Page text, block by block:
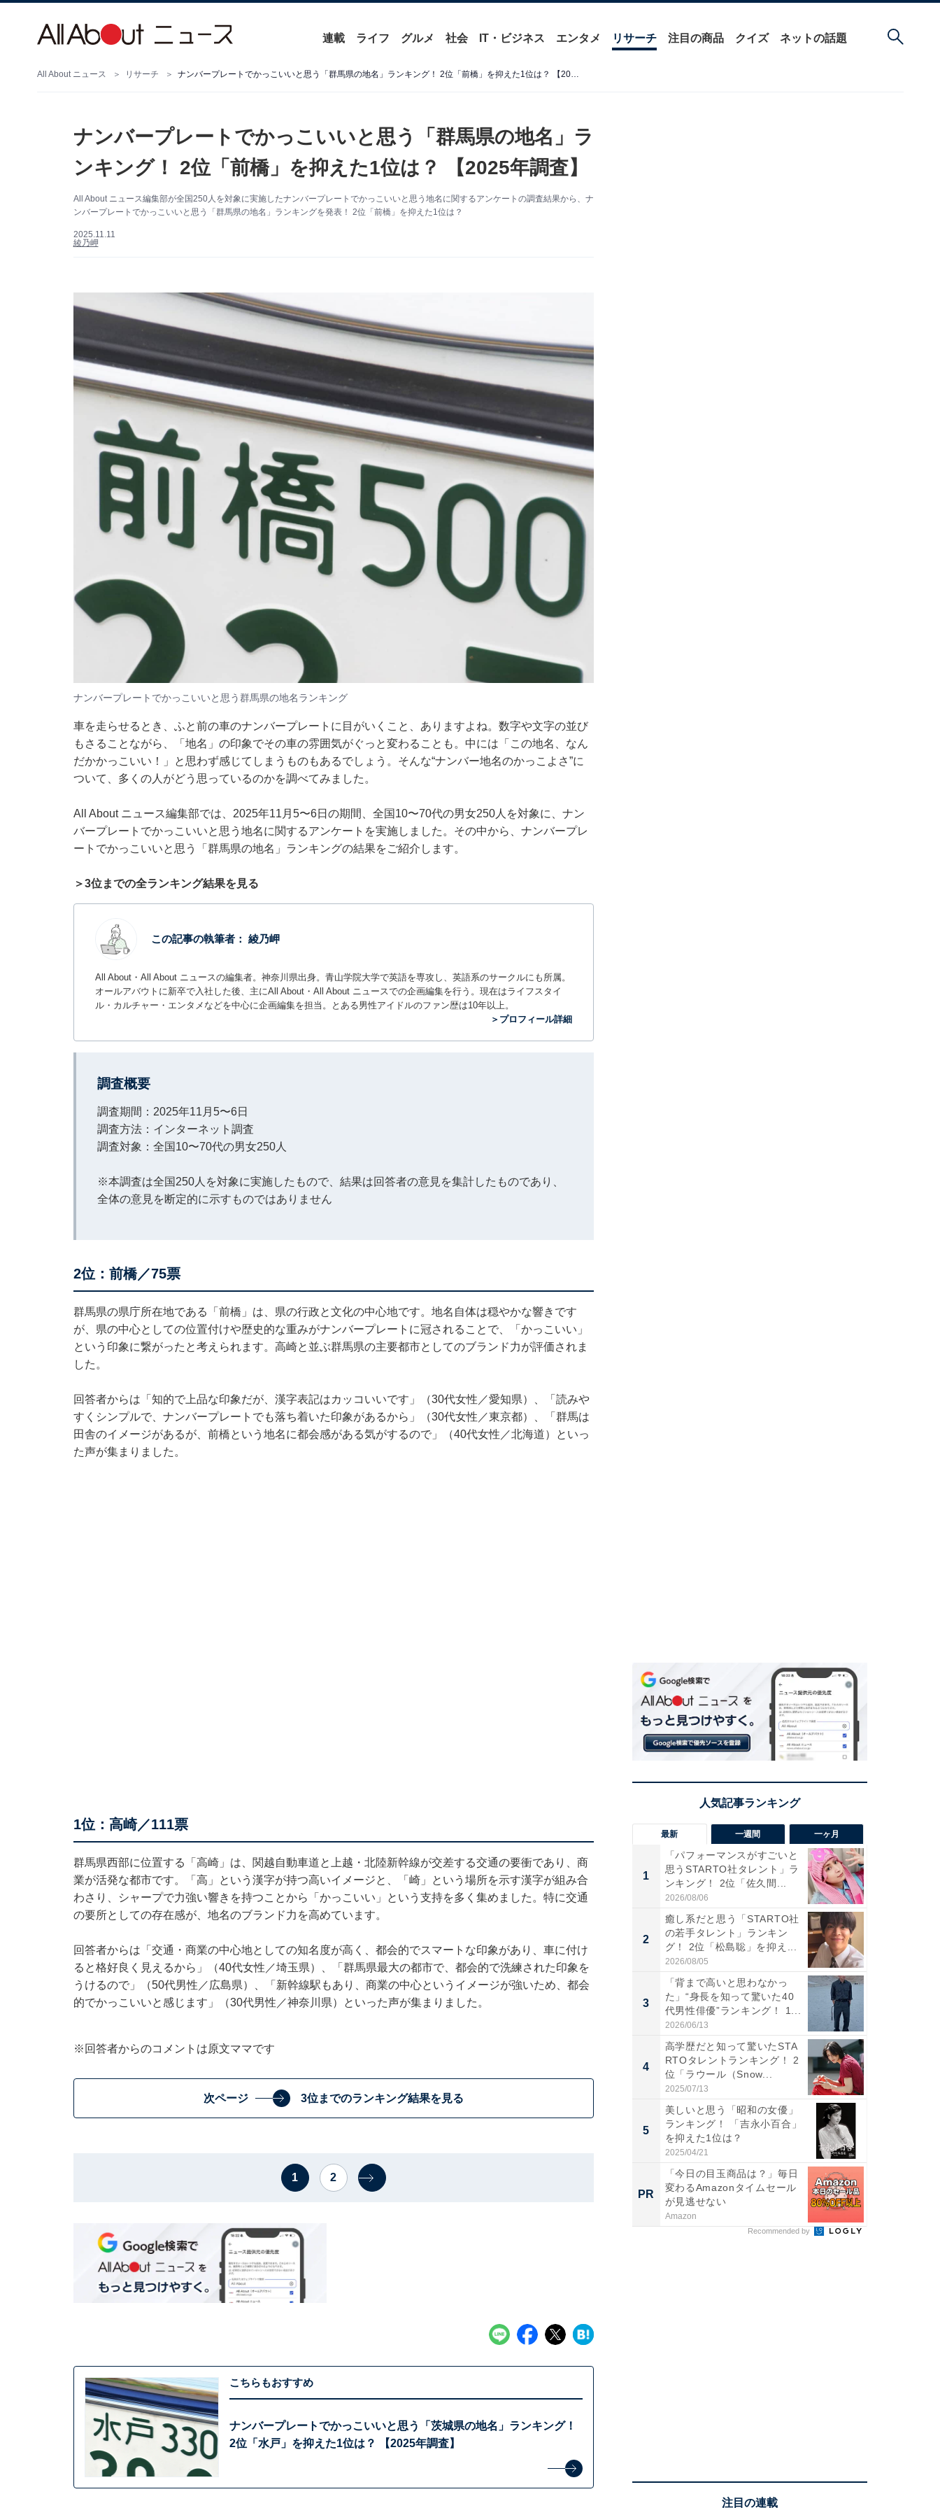
連載 ライフ グルメ 社会 IT・ビジネス エンタメ リサーチ 注目の商品 クイズ ネットの話題
All About ニュース リサーチ ナンバープレートでかっこいいと思う「群馬県の地名」ランキング！ 2位「前橋」を抑えた1位は？ 【2025年調査】
ナンバープレートでかっこいいと思う「群馬県の地名」ラ
ンキング！ 2位「前橋」を抑えた1位は？ 【2025年調査】
All About ニュース編集部が全国250人を対象に実施したナンバープレートでかっこいいと思う地名に関するアンケートの調査結果から、ナ
ンバープレートでかっこいいと思う「群馬県の地名」ランキングを発表！ 2位「前橋」を抑えた1位は？
2025.11.11
綾乃岬
ナンバープレートでかっこいいと思う群馬県の地名ランキング
車を走らせるとき、ふと前の車のナンバープレートに目がいくこと、ありますよね。数字や文字の並び
もさることながら、「地名」の印象でその車の雰囲気がぐっと変わることも。中には「この地名、なん
だかかっこいい！」と思わず感じてしまうものもあるでしょう。そんな“ナンバー地名のかっこよさ”に
ついて、多くの人がどう思っているのかを調べてみました。
All About ニュース編集部では、2025年11月5〜6日の期間、全国10〜70代の男女250人を対象に、ナン
バープレートでかっこいいと思う地名に関するアンケートを実施しました。その中から、ナンバープレ
ートでかっこいいと思う「群馬県の地名」ランキングの結果をご紹介します。
＞3位までの全ランキング結果を見る
この記事の執筆者： 綾乃岬
All About・All About ニュースの編集者。神奈川県出身。青山学院大学で英語を専攻し、英語系のサークルにも所属。
オールアバウトに新卒で入社した後、主にAll About・All About ニュースでの企画編集を行う。現在はライフスタイ
ル・カルチャー・エンタメなどを中心に企画編集を担当。とある男性アイドルのファン歴は10年以上。
＞プロフィール詳細
調査概要
調査期間：2025年11月5〜6日
調査方法：インターネット調査
調査対象：全国10〜70代の男女250人
※本調査は全国250人を対象に実施したもので、結果は回答者の意見を集計したものであり、
全体の意見を断定的に示すものではありません
2位：前橋／75票
群馬県の県庁所在地である「前橋」は、県の行政と文化の中心地です。地名自体は穏やかな響きです
が、県の中心としての位置付けや歴史的な重みがナンバープレートに冠されることで、「かっこいい」
という印象に繋がったと考えられます。高崎と並ぶ群馬県の主要都市としてのブランド力が評価されま
した。
回答者からは「知的で上品な印象だが、漢字表記はカッコいいです」（30代女性／愛知県）、「読みや
すくシンプルで、ナンバープレートでも落ち着いた印象があるから」（30代女性／東京都）、「群馬は
田舎のイメージがあるが、前橋という地名に都会感がある気がするので」（40代女性／北海道）といっ
た声が集まりました。
1位：高崎／111票
群馬県西部に位置する「高崎」は、関越自動車道と上越・北陸新幹線が交差する交通の要衝であり、商
業が活発な都市です。「高」という漢字が持つ高いイメージと、「崎」という場所を示す漢字が組み合
わさり、シャープで力強い響きを持つことから「かっこいい」という支持を多く集めました。特に交通
の要所としての存在感が、地名のブランド力を高めています。
回答者からは「交通・商業の中心地としての知名度が高く、都会的でスマートな印象があり、車に付け
ると格好良く見えるから」（40代女性／埼玉県）、「群馬県最大の都市で、都会的で洗練された印象を
うけるので」（50代男性／広島県）、「新幹線駅もあり、商業の中心というイメージが強いため、都会
的でかっこいいと感じます」（30代男性／神奈川県）といった声が集まりました。
※回答者からのコメントは原文ママです
次ページ 3位までのランキング結果を見る
1 2
こちらもおすすめ
ナンバープレートでかっこいいと思う「茨城県の地名」ランキング！
2位「水戸」を抑えた1位は？ 【2025年調査】
最新 一週間 一ヶ月
1
「パフォーマンスがすごいと
思うSTARTO社タレント」ラ
ンキング！ 2位「佐久間...
2026/08/06
2
癒し系だと思う「STARTO社
の若手タレント」ランキン
グ！ 2位「松島聡」を抑え...
2026/08/05
3
「背まで高いと思わなかっ
た」“身長を知って驚いた40
代男性俳優”ランキング！ 1...
2026/06/13
4
高学歴だと知って驚いたSTA
RTOタレントランキング！ 2
位「ラウール（Snow...
2025/07/13
5
美しいと思う「昭和の女優」
ランキング！ 「吉永小百合」
を抑えた1位は？
2025/04/21
PR
「今日の目玉商品は？」毎日
変わるAmazonタイムセール
が見逃せない
Amazon
Recommended by
注目の連載